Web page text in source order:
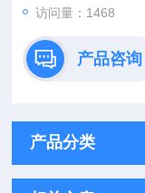
访问量：1468
产品咨询
产品分类